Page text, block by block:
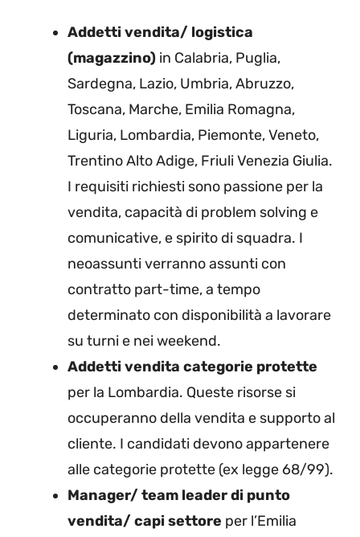
Addetti vendita/ logistica
(magazzino) in Calabria, Puglia,
Sardegna, Lazio, Umbria, Abruzzo,
Toscana, Marche, Emilia Romagna,
Liguria, Lombardia, Piemonte, Veneto,
Trentino Alto Adige, Friuli Venezia Giulia.
I requisiti richiesti sono passione per la
vendita, capacità di problem solving e
comunicative, e spirito di squadra. I
neoassunti verranno assunti con
contratto part-time, a tempo
determinato con disponibilità a lavorare
su turni e nei weekend.
Addetti vendita categorie protette
per la Lombardia. Queste risorse si
occuperanno della vendita e supporto al
cliente. I candidati devono appartenere
alle categorie protette (ex legge 68/99).
Manager/ team leader di punto
vendita/ capi settore per l’Emilia